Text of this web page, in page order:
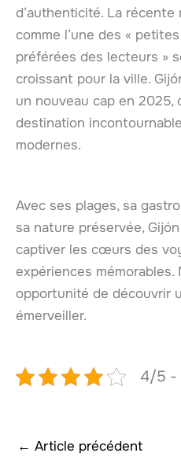
d’authenticité. La
comme l’une des «
préférées des lecteurs »
croissant pour la ville.
un nouveau cap en 2025,
destination
modernes.
Avec ses plages, sa
sa nature préservée,
captiver les cœurs des
expériences
opportunité de découvrir
émerveiller.
4/5 -
← Article précédent